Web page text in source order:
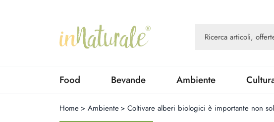
Food Bevande Ambiente
Home > Ambiente > Coltivare alberi biologici è importante non